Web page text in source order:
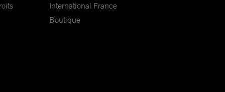
International France
Boutique